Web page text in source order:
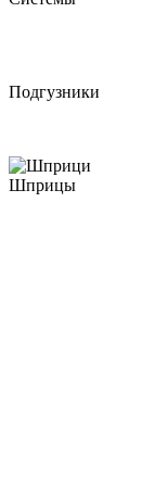
Подгузники
Шприцы